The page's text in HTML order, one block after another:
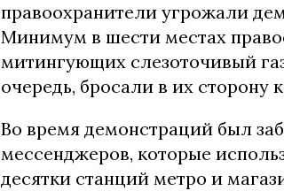
правоохранители угрожали
Минимум в шести местах
митингующих слезоточивый
очередь, бросали в их
Во время демонстраций был
мессенджеров, которые
десятки станций метро и